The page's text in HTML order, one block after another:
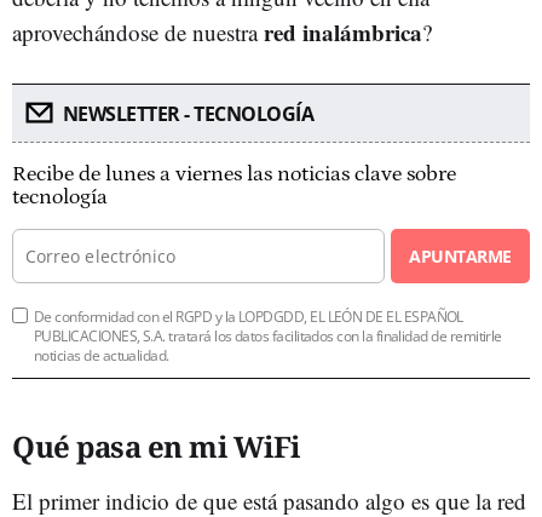
aprovechándose de nuestrared inalámbrica?
NEWSLETTER - TECNOLOGÍA
Recibe de lunes a viernes las noticias clave sobre
tecnología
APUNTARME
De conformidad con el RGPD y la LOPDGDD, EL LEÓN DE EL ESPAÑOL
PUBLICACIONES, S.A. tratará los datos facilitados con la finalidad de remitirle
noticias de actualidad.
Qué pasa en mi WiFi
El primer indicio de que está pasando algo es que la red